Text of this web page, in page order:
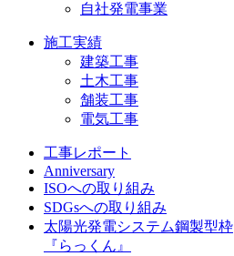
自社発電事業
施工実績
建築工事
土木工事
舗装工事
電気工事
工事レポート
Anniversary
ISOへの取り組み
SDGsへの取り組み
太陽光発電システム鋼製型枠
『らっくん』